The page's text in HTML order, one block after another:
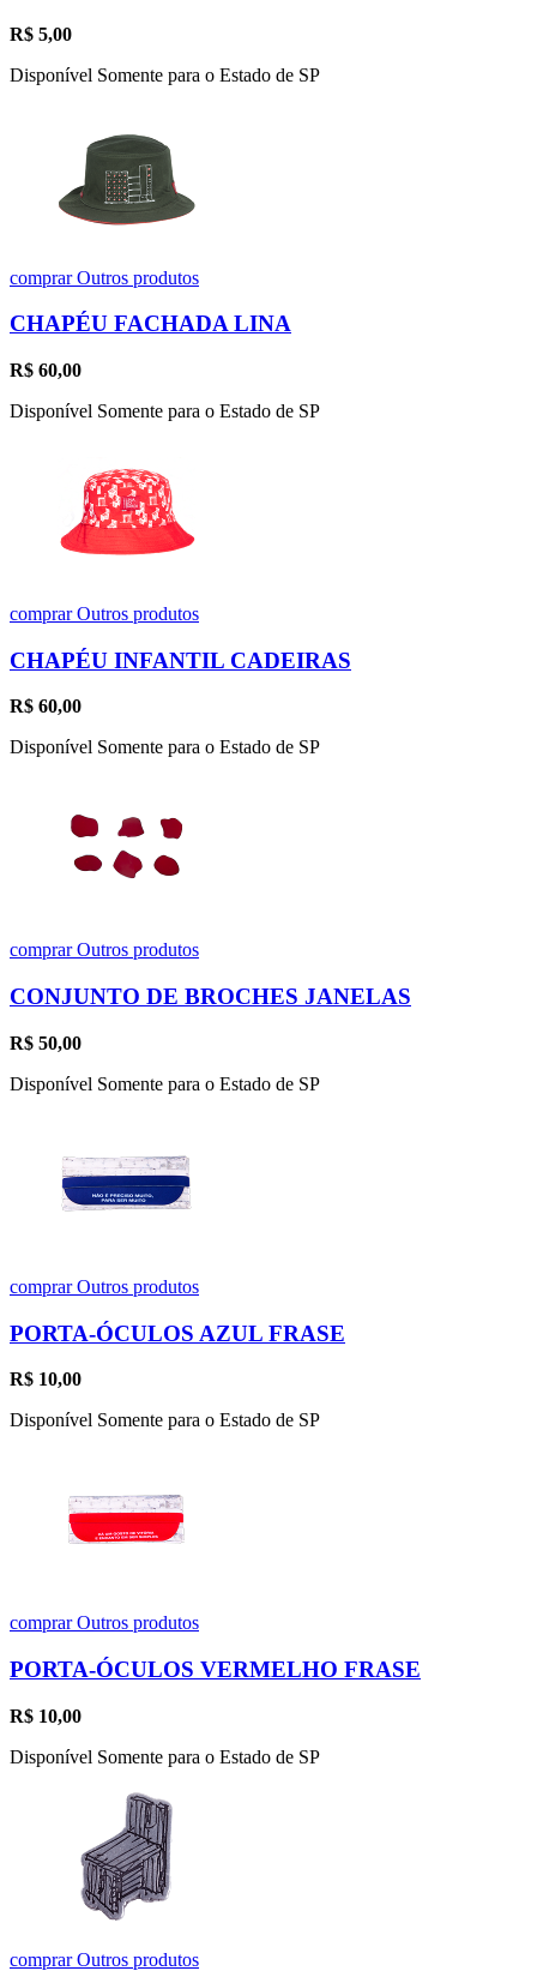
R$ 5,00
Disponível Somente para o Estado de SP
comprarOutros produtos
CHAPÉU FACHADA LINA
R$ 60,00
Disponível Somente para o Estado de SP
comprarOutros produtos
CHAPÉU INFANTIL CADEIRAS
R$ 60,00
Disponível Somente para o Estado de SP
comprarOutros produtos
CONJUNTO DE BROCHES JANELAS
R$ 50,00
Disponível Somente para o Estado de SP
comprarOutros produtos
PORTA-ÓCULOS AZUL FRASE
R$ 10,00
Disponível Somente para o Estado de SP
comprarOutros produtos
PORTA-ÓCULOS VERMELHO FRASE
R$ 10,00
Disponível Somente para o Estado de SP
comprarOutros produtos